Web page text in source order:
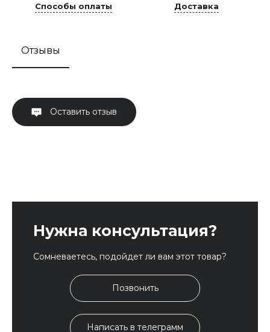
Способы оплаты Доставка
Отзывы
Оставить отзыв
Нужна консультация?
Сомневаетесь, подойдет ли вам этот товар?
Позвонить
Написать в телеграмм